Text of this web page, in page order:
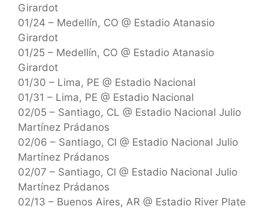
Girardot
01/24 – Medellín, CO @ Estadio Atanasio
Girardot
01/25 – Medellín, CO @ Estadio Atanasio
Girardot
01/30 – Lima, PE @ Estadio Nacional
01/31 – Lima, PE @ Estadio Nacional
02/05 – Santiago, CL @ Estadio Nacional Julio
Martínez Prádanos
02/06 – Santiago, Cl @ Estadio Nacional Julio
Martínez Prádanos
02/07 – Santiago, Cl @ Estadio Nacional Julio
Martínez Prádanos
02/13 – Buenos Aires, AR @ Estadio River Plate